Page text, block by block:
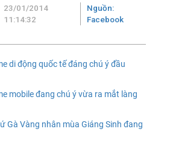
23/01/2014
11:14:32
Nguồn:
Facebook
di động quốc tế đáng chú ý đầu
mobile đang chú ý vừa ra mắt làng
Gà Vàng nhân mùa Giáng Sinh đang